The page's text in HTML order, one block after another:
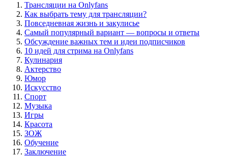
Трансляции на Onlyfans
Как выбрать тему для трансляции?
Повседневная жизнь и закулисье
Самый популярный вариант — вопросы и ответы
Обсуждение важных тем и идеи подписчиков
10 идей для стрима на Onlyfans
Кулинария
Актерство
Юмор
Искусство
Спорт
Музыка
Игры
Красота
ЗОЖ
Обучение
Заключение